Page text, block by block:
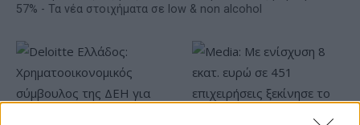
57% - Τα νέα στοιχήματα σε low & non alcohol